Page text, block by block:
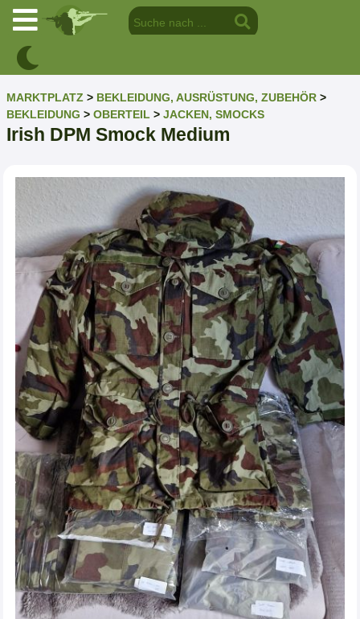
MARKTPLATZ > BEKLEIDUNG, AUSRÜSTUNG, ZUBEHÖR >
BEKLEIDUNG > OBERTEIL > JACKEN, SMOCKS
Irish DPM Smock Medium